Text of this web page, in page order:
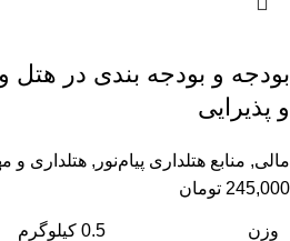
بودجه و بودجه بندی در هتل
و پذیرایی
مالی, منابع هتلداری پیام‌نور , هتلداری و
245,000 تومان
وزن 0.5 کیلوگرم